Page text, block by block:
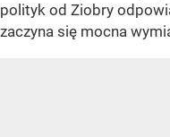
polityk od Ziobry
zaczyna się mocna